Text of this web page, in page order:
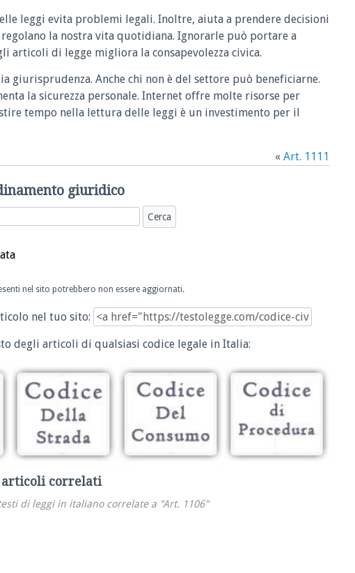
leggi evita problemi legali. Inoltre, aiuta a prendere decisioni
la nostra vita quotidiana. Ignorarle può portare a
articoli di legge migliora la consapevolezza civica.
giurisprudenza. Anche chi non è del settore può beneficiarne.
la sicurezza personale. Internet offre molte risorse per
tempo nella lettura delle leggi è un investimento per il
« Art. 1111
giuridico
nel sito potrebbero non essere aggiornati.
nel tuo sito:
degli articoli di qualsiasi codice legale in Italia:
articoli correlati
di leggi in italiano correlate a "Art. 1106"